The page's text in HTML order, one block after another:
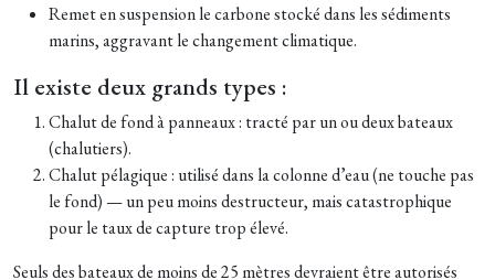
Remet en suspension le carbone stocké dans les sédiments
marins, aggravant le changement climatique.
Il existe deux grands types :
Chalut de fond à panneaux : tracté par un ou deux bateaux
(chalutiers).
Chalut pélagique : utilisé dans la colonne d’eau (ne touche pas
le fond) — un peu moins destructeur, mais catastrophique
pour le taux de capture trop élevé.
Seuls des bateaux de moins de 25 mètres devraient être autorisés